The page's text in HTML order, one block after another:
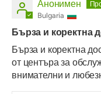
Анонимен
Bulgaria
Бърза и коректна
Бърза и коректна
от центъра за
внимателни и